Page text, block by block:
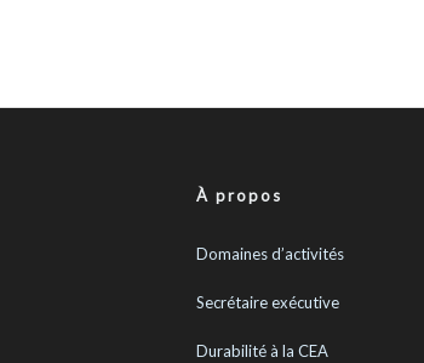
À propos
Domaines d’activités
Secrétaire exécutive
Durabilité à la CEA